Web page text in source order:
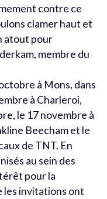
contre ce
clamer haut et
atout pour
membre du
à Mons, dans
à Charleroi,
le 17 novembre à
Beecham et le
de TNT. En
au sein des
pour la
les invitations ont